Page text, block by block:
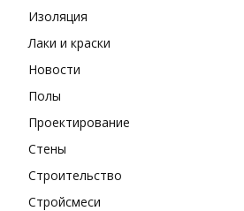
Изоляция
Лаки и краски
Новости
Полы
Проектирование
Стены
Строительство
Стройсмеси